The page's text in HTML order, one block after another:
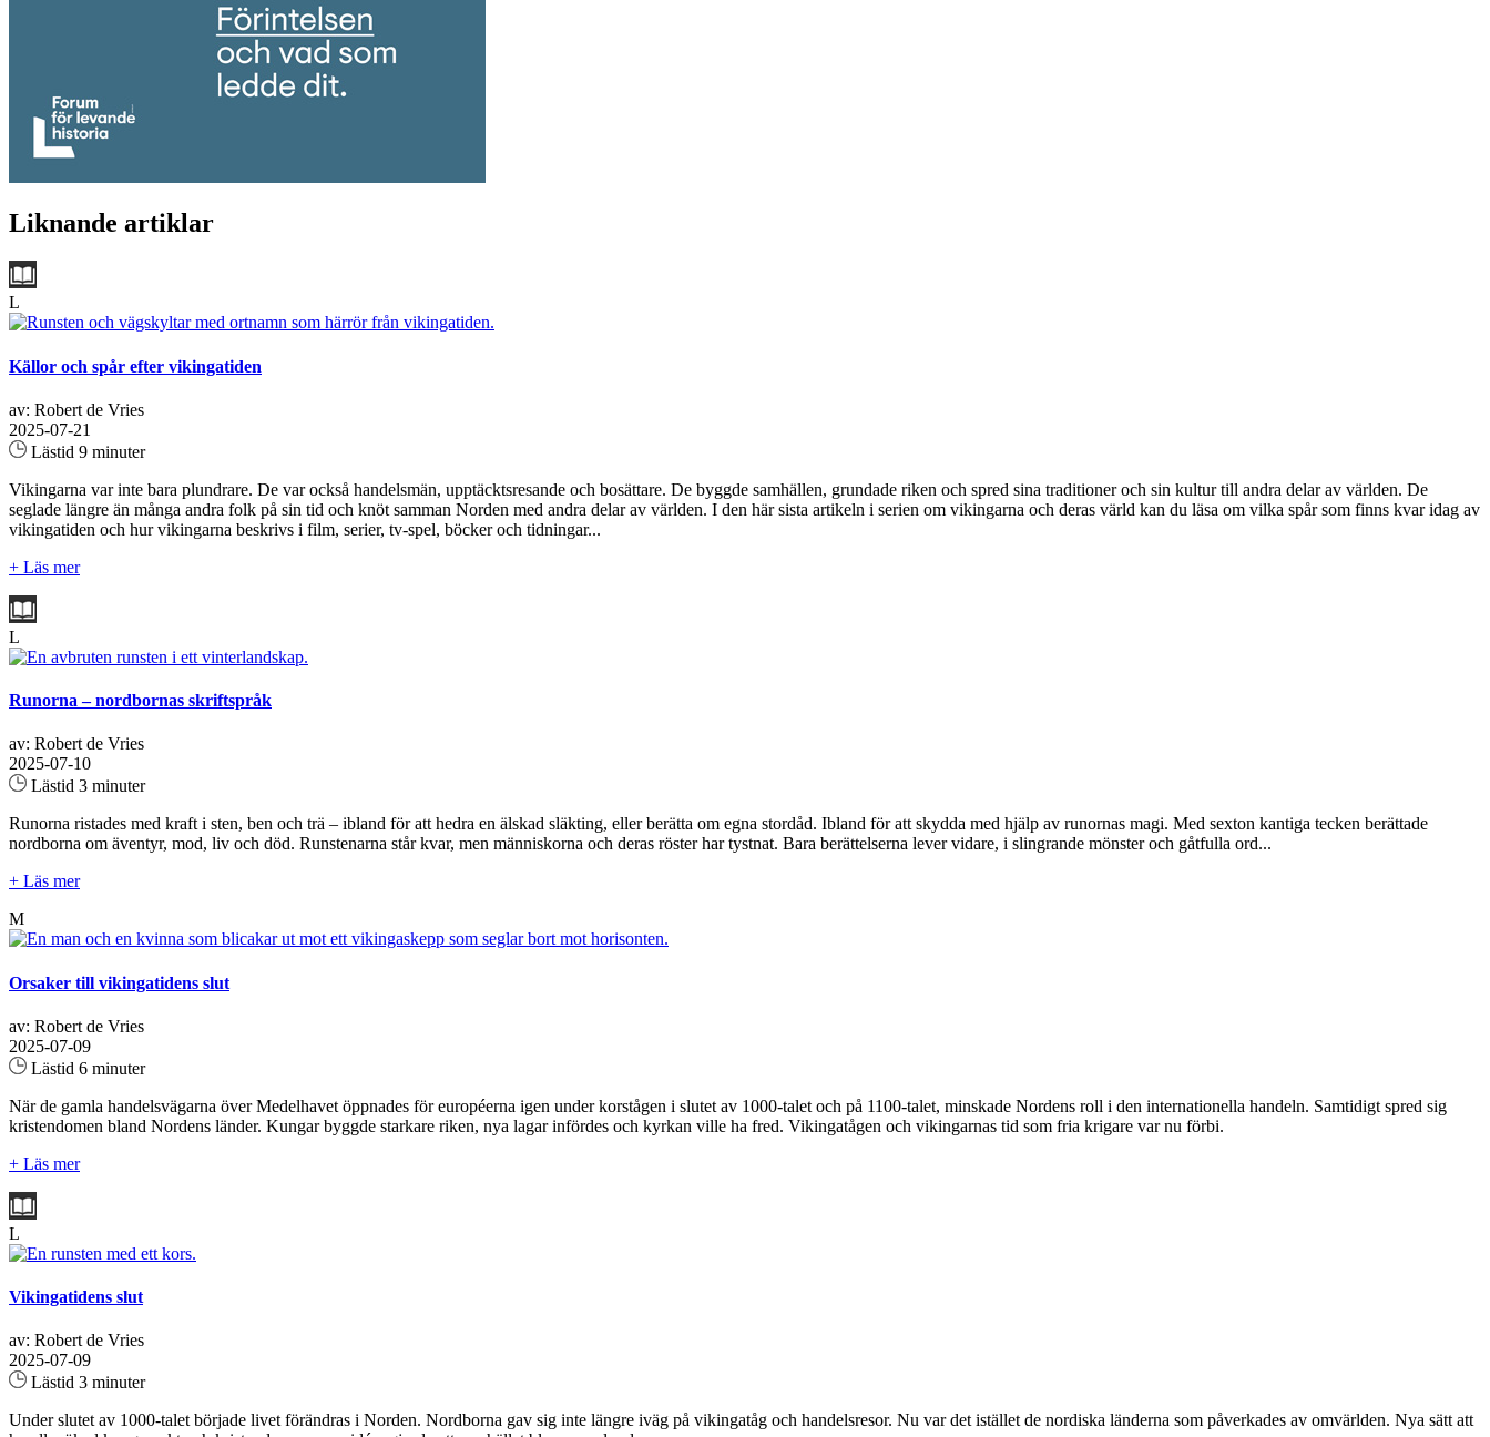
Liknande artiklar
L
Källor och spår efter vikingatiden
av: Robert de Vries
2025-07-21
Lästid 9 minuter
Vikingarna var inte bara plundrare. De var också handelsmän, upptäcktsresande och bosättare. De byggde samhällen, grundade riken och spred sina traditioner och sin kultur till andra delar av världen. De
seglade längre än många andra folk på sin tid och knöt samman Norden med andra delar av världen. I den här sista artikeln i serien om vikingarna och deras värld kan du läsa om vilka spår som finns kvar idag av
vikingatiden och hur vikingarna beskrivs i film, serier, tv-spel, böcker och tidningar...
+ Läs mer
L
Runorna – nordbornas skriftspråk
av: Robert de Vries
2025-07-10
Lästid 3 minuter
Runorna ristades med kraft i sten, ben och trä – ibland för att hedra en älskad släkting, eller berätta om egna stordåd. Ibland för att skydda med hjälp av runornas magi. Med sexton kantiga tecken berättade
nordborna om äventyr, mod, liv och död. Runstenarna står kvar, men människorna och deras röster har tystnat. Bara berättelserna lever vidare, i slingrande mönster och gåtfulla ord...
+ Läs mer
M
Orsaker till vikingatidens slut
av: Robert de Vries
2025-07-09
Lästid 6 minuter
När de gamla handelsvägarna över Medelhavet öppnades för européerna igen under korstågen i slutet av 1000‑talet och på 1100-talet, minskade Nordens roll i den internationella handeln. Samtidigt spred sig
kristendomen bland Nordens länder. Kungar byggde starkare riken, nya lagar infördes och kyrkan ville ha fred. Vikingatågen och vikingarnas tid som fria krigare var nu förbi.
+ Läs mer
L
Vikingatidens slut
av: Robert de Vries
2025-07-09
Lästid 3 minuter
Under slutet av 1000-talet började livet förändras i Norden. Nordborna gav sig inte längre iväg på vikingatåg och handelsresor. Nu var det istället de nordiska länderna som påverkades av omvärlden. Nya sätt att